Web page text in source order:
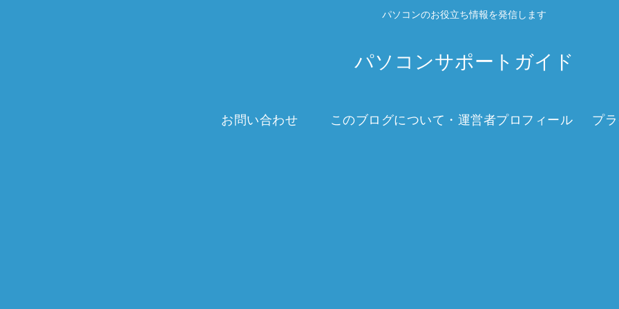
パソコンのお役立ち情報を発信します
パソコンサポートガイド
お問い合わせ このブログについて・運営者プロフィール プ